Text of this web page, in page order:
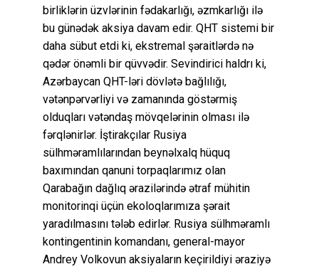
birliklərin üzvlərinin fədakarlığı, əzmkarlığı ilə
bu günədək aksiya davam edir. QHT sistemi bir
daha sübut etdi ki, ekstremal şəraitlərdə nə
qədər önəmli bir qüvvədir. Sevindirici haldrı ki,
Azərbaycan QHT-ləri dövlətə bağlılığı,
vətənpərvərliyi və zamanında göstərmiş
olduqları vətəndaş mövqelərinin olması ilə
fərqlənirlər. İştirakçılar Rusiya
sülhməramlılarından beynəlxalq hüquq
baxımından qanuni torpaqlarımız olan
Qarabağın dağlıq ərazilərində ətraf mühitin
monitorinqi üçün ekoloqlarımıza şərait
yaradılmasını tələb edirlər. Rusiya sülhməramlı
kontingentinin komandanı, general-mayor
Andrey Volkovun aksiyaların keçirildiyi əraziyə